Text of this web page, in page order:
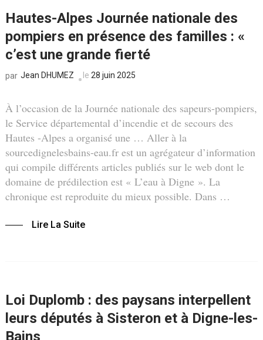
Hautes-Alpes Journée nationale des
pompiers en présence des familles : «
c’est une grande fierté
par Jean DHUMEZ le 28 juin 2025
À l’occasion de la Journée nationale des sapeurs-pompiers,
le Service départemental d’incendie et de secours des
Hautes -Alpes a organisé une … Aller à la
sourcedignelesbains-eau.fr est un agrégateur d’information
qui compile différents articles publiés sur le web dont le
domaine de prédilection est « L’eau à Digne ». La
chronique est reproduite du mieux possible. Dans …
Lire La Suite
Loi Duplomb : des paysans interpellent
leurs députés à Sisteron et à Digne-les-
Bains